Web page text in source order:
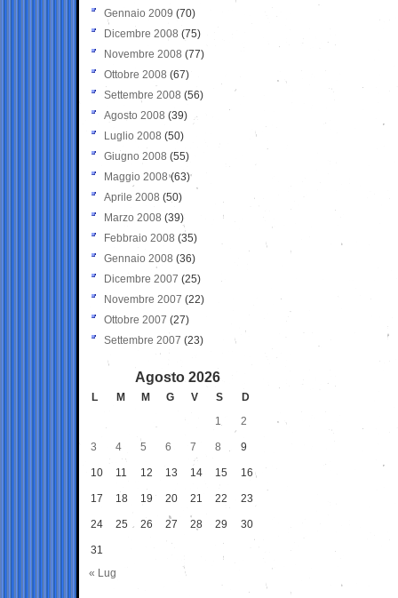
Gennaio 2009 (70)
Dicembre 2008 (75)
Novembre 2008 (77)
Ottobre 2008 (67)
Settembre 2008 (56)
Agosto 2008 (39)
Luglio 2008 (50)
Giugno 2008 (55)
Maggio 2008(63)
Aprile 2008 (50)
Marzo 2008 (39)
Febbraio 2008 (35)
Gennaio 2008 (36)
Dicembre 2007 (25)
Novembre 2007 (22)
Ottobre 2007 (27)
Settembre 2007 (23)
Agosto 2026
L M M G V S
D
1
2
3 4 5 6 7 8 9
10 11 12 13 14 15 16
17 18 19 20 21 22 23
24 25 26 27 28 29 30
31
« Lug